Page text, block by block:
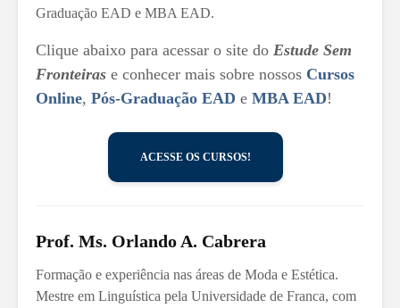
Graduação EAD e MBA EAD.
Clique abaixo para acessar o site do Estude Sem
Fronteiras e conhecer mais sobre nossos Cursos
Online, Pós-Graduação EAD e MBA EAD!
ACESSE OS CURSOS!
Prof. Ms. Orlando A. Cabrera
Formação e experiência nas áreas de Moda e Estética.
Mestre em Linguística pela Universidade de Franca, com